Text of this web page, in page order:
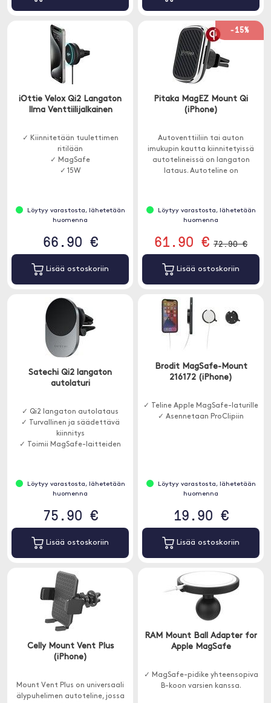
iOttie Velox Qi2 Langaton
Ilma Venttiilijalkainen
✓ Kiinnitetään tuulettimen
ritilään
✓ MagSafe
✓ 15W
Löytyy varastosta, lähetetään
huomenna
66.90 €
Lisää ostoskoriin
-15%
Pitaka MagEZ Mount Qi
(iPhone)
Autoventtiiliin tai auton
imukupin kautta kiinnitetyissä
autotelineissä on langaton
lataus. Autoteline on
Löytyy varastosta, lähetetään
huomenna
61.90 € 72.90 €
Lisää ostoskoriin
Satechi Qi2 langaton
autolaturi
✓ Qi2 langaton autolataus
✓ Turvallinen ja säädettävä
kiinnitys
✓ Toimii MagSafe-laitteiden
Löytyy varastosta, lähetetään
huomenna
75.90 €
Lisää ostoskoriin
Brodit MagSafe-Mount
216172 (iPhone)
✓ Teline Apple MagSafe-laturille
✓ Asennetaan ProClipiin
Löytyy varastosta, lähetetään
huomenna
19.90 €
Lisää ostoskoriin
Celly Mount Vent Plus
(iPhone)
Mount Vent Plus on universaali
älypuhelimen autoteline, jossa
RAM Mount Ball Adapter for
Apple MagSafe
✓ MagSafe-pidike yhteensopiva
B-koon varsien kanssa.